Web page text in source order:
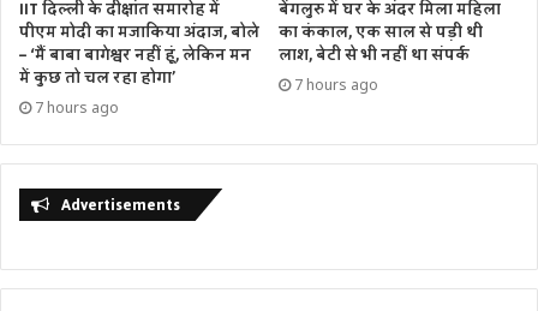
IIT दिल्ली के दीक्षांत समारोह में
पीएम मोदी का मजाकिया अंदाज, बोले
– ‘मैं बाबा बागेश्वर नहीं हूं, लेकिन मन
में कुछ तो चल रहा होगा’
7 hours ago
बेंगलुरु में घर के अंदर मिला महिला
का कंकाल, एक साल से पड़ी थी
लाश, बेटी से भी नहीं था संपर्क
7 hours ago
Advertisements